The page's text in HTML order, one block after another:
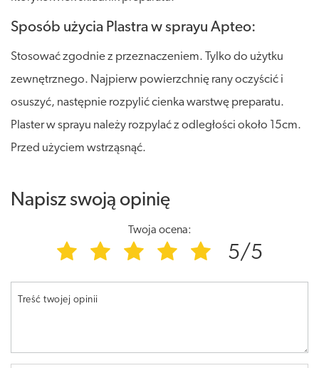
Sposób użycia Plastra w sprayu Apteo:
Stosować zgodnie z przeznaczeniem. Tylko do użytku
zewnętrznego. Najpierw powierzchnię rany oczyścić i
osuszyć, następnie rozpylić cienka warstwę preparatu.
Plaster w sprayu należy rozpylać z odległości około 15cm.
Przed użyciem wstrząsnąć.
Napisz swoją opinię
Twoja ocena:
5/5
Treść twojej opinii